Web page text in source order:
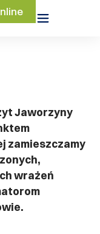
Jaworzyny
zamieszczamy
wrażeń